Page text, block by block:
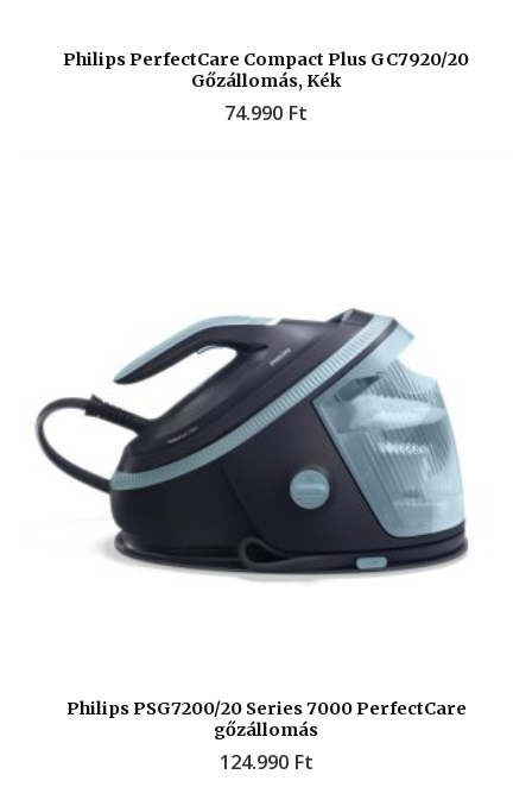
Philips PerfectCare Compact Plus GC7920/20
Gőzállomás, Kék
74.990 Ft
Philips PSG7200/20 Series 7000 PerfectCare
gőzállomás
124.990 Ft